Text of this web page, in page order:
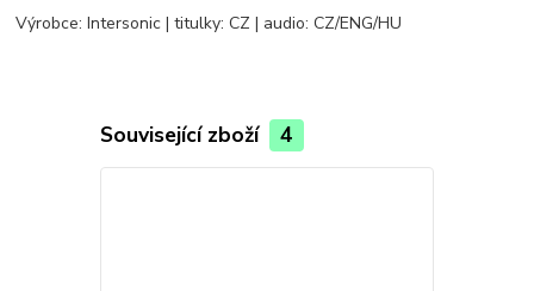
Výrobce: Intersonic | titulky: CZ | audio: CZ/ENG/HU
Související zboží 4